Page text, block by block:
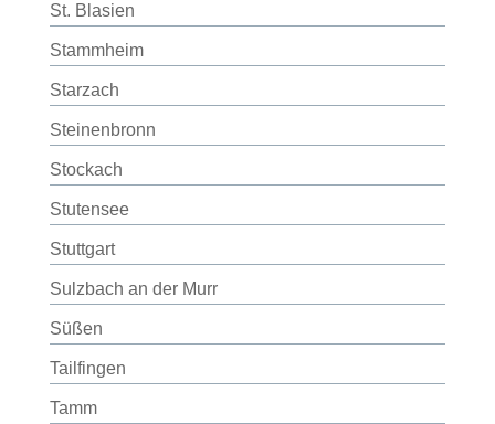
St. Blasien
Stammheim
Starzach
Steinenbronn
Stockach
Stutensee
Stuttgart
Sulzbach an der Murr
Süßen
Tailfingen
Tamm